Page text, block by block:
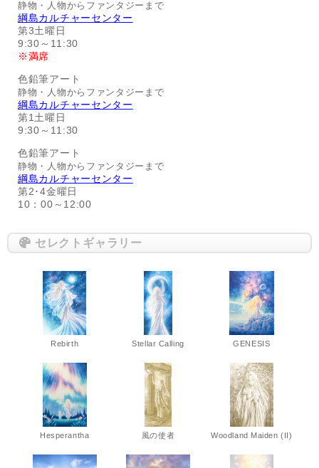
静物・人物からファンタジーまで
綱島カルチャーセンター
第3土曜日
9:30～11:30
※満席
色鉛筆アート
静物・人物からファンタジーまで
綱島カルチャーセンター
第1土曜日
9:30～11:30
色鉛筆アート
静物・人物からファンタジーまで
綱島カルチャーセンター
第2･4金曜日
10：00～12:00
セレクトギャラリー
Rebirth Stellar Calling GENESIS
Hesperantha 風の使者 Woodland Maiden (II)